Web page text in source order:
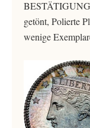
getönt, Polierte
wenige